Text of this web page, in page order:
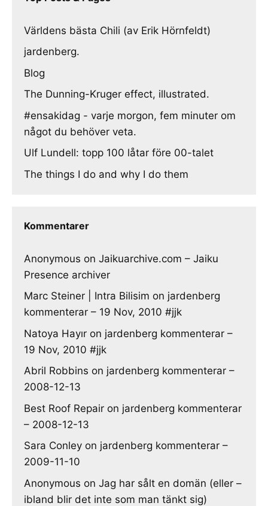
Världens bästa Chili (av Erik Hörnfeldt)
jardenberg.
Blog
The Dunning-Kruger effect, illustrated.
#ensakidag - varje morgon, fem minuter om
något du behöver veta.
Ulf Lundell: topp 100 låtar före 00-talet
The things I do and why I do them
Kommentarer
Anonymous on Jaikuarchive.com – Jaiku
Presence archiver
Marc Steiner | Intra Bilisim on jardenberg
kommenterar – 19 Nov, 2010 #jjk
Natoya Hayır on jardenberg kommenterar –
19 Nov, 2010 #jjk
Abril Robbins on jardenberg kommenterar –
2008-12-13
Best Roof Repair on jardenberg kommenterar
– 2008-12-13
Sara Conley on jardenberg kommenterar –
2009-11-10
Anonymous on Jag har sålt en domän (eller –
ibland blir det inte som man tänkt sig)